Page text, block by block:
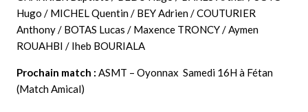
Hugo / MICHEL Quentin / BEY Adrien / COUTURIER
Anthony / BOTAS Lucas / Maxence TRONCY / Aymen
ROUAHBI / Iheb BOURIALA
Prochain match : ASMT – Oyonnax Samedi 16H à Fétan
(Match Amical)